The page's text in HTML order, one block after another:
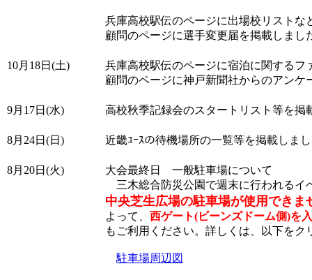
兵庫高校駅伝のページに出場校リストな
顧問のページに選手変更届を掲載しまし
10月18日(土)
兵庫高校駅伝のページに宿泊に関するフ
顧問のページに神戸新聞社からのアンケ
9月17日(水) 高校秋季記録会のスタートリスト等を掲
8月24日(日) 近畿ﾕｰｽの待機場所の一覧等を掲載しまし
8月20日(火)
大会最終日 一般駐車場について
三木総合防災公園で週末に行われるイ
中央芝生広場の駐車場が使用できま
よって、 西ゲート(ビーンズドーム側)を
もご利用ください。詳しくは、以下をク
駐車場周辺図